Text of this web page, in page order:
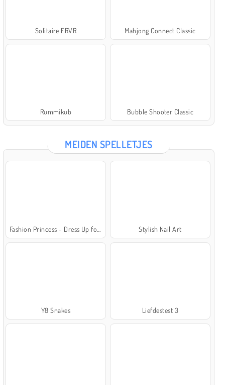
Solitaire FRVR Mahjong Connect Classic
Rummikub Bubble Shooter Classic
MEIDEN SPELLETJES
Stylish Nail Art
Y8 Snakes Liefdestest 3